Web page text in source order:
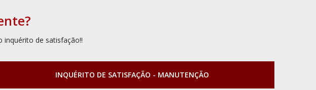
inquérito de satisfação!!
INQUÉRITO DE SATISFAÇÃO - MANUTENÇÃO